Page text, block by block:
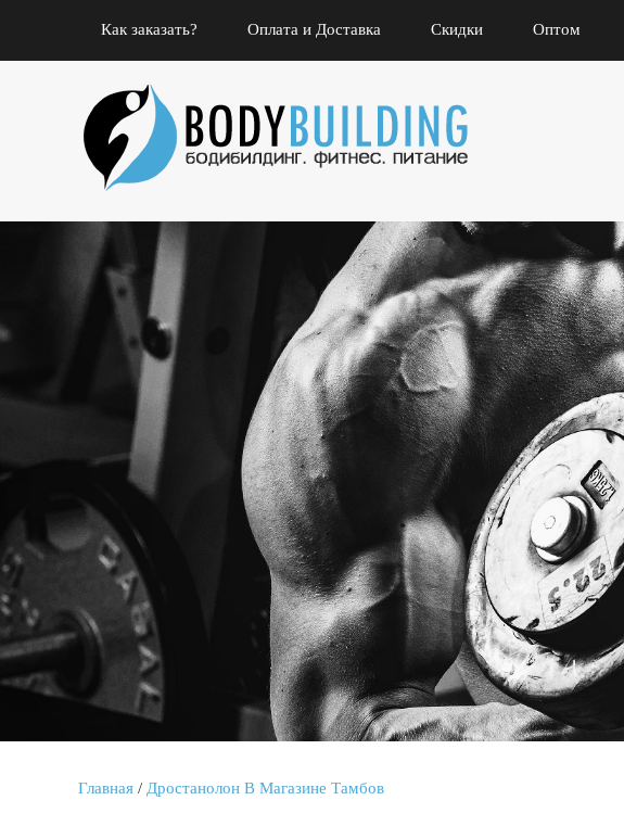
Как заказать? Оплата и Доставка Скидки Оптом
Главная / Дростанолон В Магазине Тамбов